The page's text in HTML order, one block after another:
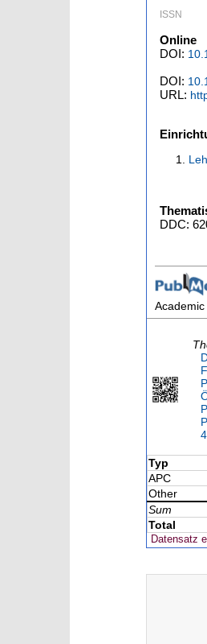
ISSN
Online
DOI:
DOI:
URL:
DDC:
Typ
APC
Other
Sum
Total
Datensatz